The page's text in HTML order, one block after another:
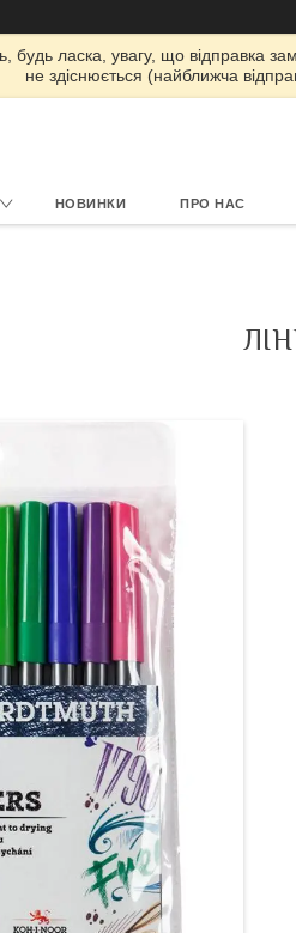
будь ласка, увагу, що відправка
не здіснюється (найближча
НОВИНКИ ПРО НАС